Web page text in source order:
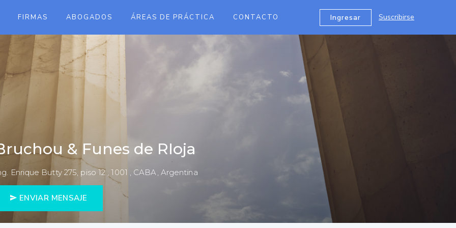
FIRMAS ABOGADOS ÁREAS DE PRÁCTICA CONTACTO Ingresar Suscribirse
& Funes de RIoja
Enrique Butty 275, piso 12 , 1001 , CABA, Argentina
ENVIAR MENSAJE